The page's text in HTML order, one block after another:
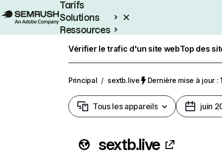
Tarifs
Solutions
Ressources
Vérifier le trafic d'un site webTop des
Principal / sextb.live Dernière mise à jour :
Tous les appareils juin
sextb.live